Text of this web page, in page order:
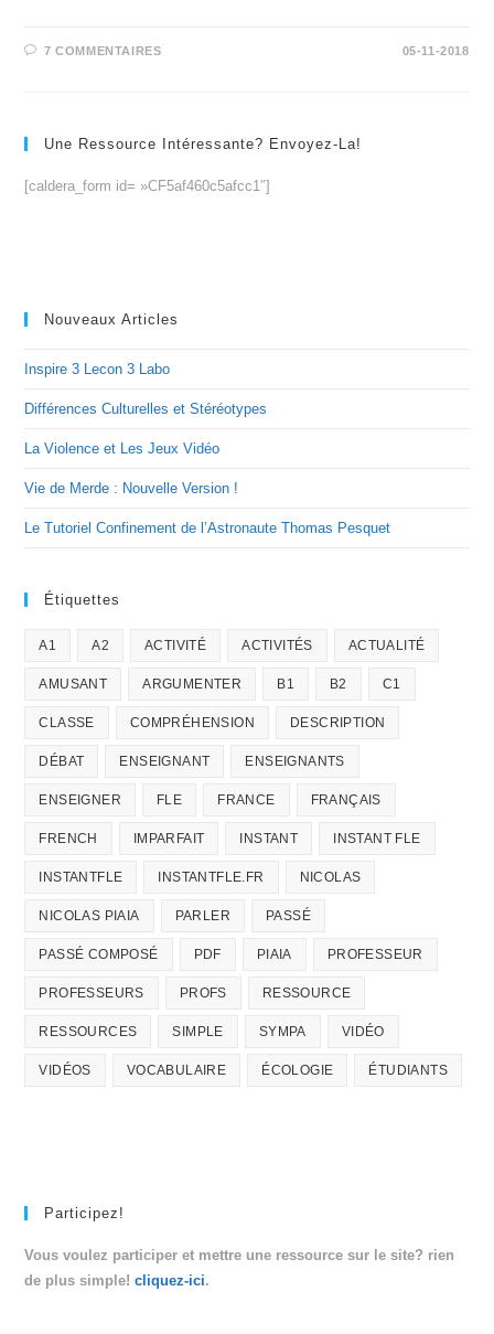
7 COMMENTAIRES 05-11-2018
Une Ressource Intéressante? Envoyez-La!
[caldera_form id= »CF5af460c5afcc1″]
Nouveaux Articles
Inspire 3 Lecon 3 Labo
Différences Culturelles et Stéréotypes
La Violence et Les Jeux Vidéo
Vie de Merde : Nouvelle Version !
Le Tutoriel Confinement de l’Astronaute Thomas Pesquet
Étiquettes
A1 A2 ACTIVITÉ ACTIVITÉS ACTUALITÉ
AMUSANT ARGUMENTER B1 B2 C1
CLASSE COMPRÉHENSION DESCRIPTION
DÉBAT ENSEIGNANT ENSEIGNANTS
ENSEIGNER FLE FRANCE FRANÇAIS
FRENCH IMPARFAIT INSTANT INSTANT FLE
INSTANTFLE INSTANTFLE.FR NICOLAS
NICOLAS PIAIA PARLER PASSÉ
PASSÉ COMPOSÉ PDF PIAIA PROFESSEUR
PROFESSEURS PROFS RESSOURCE
RESSOURCES SIMPLE SYMPA VIDÉO
VIDÉOS VOCABULAIRE ÉCOLOGIE ÉTUDIANTS
Participez!
Vous voulez participer et mettre une ressource sur le site? rien
de plus simple!cliquez-ici.